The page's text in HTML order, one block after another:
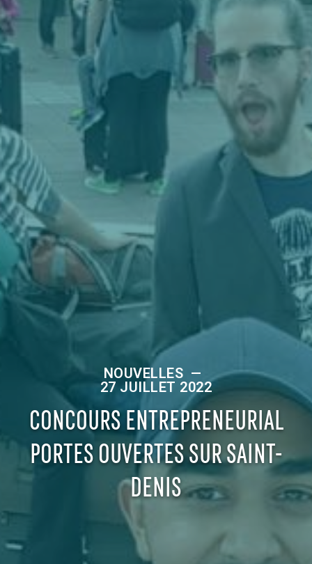
NOUVELLES —
27 JUILLET 2022
CONCOURS ENTREPRENEURIAL
PORTES OUVERTES SUR SAINT-
DENIS